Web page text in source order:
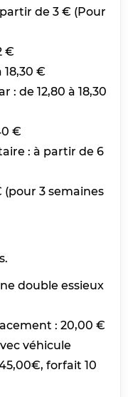
de 3 € (Pour
€
18,30 €
de 12,80 à 18,30
€
: à partir de 6
(pour 3 semaines
double essieux
: 20,00 €
véhicule
forfait 10